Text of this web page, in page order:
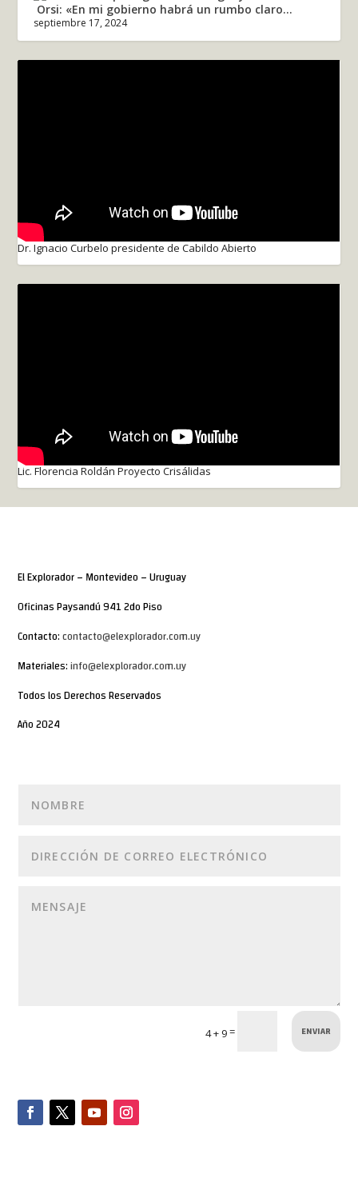
Orsi: «En mi gobierno habrá un rumbo claro...
septiembre 17, 2024
Dr. Ignacio Curbelo presidente de Cabildo Abierto
Lic. Florencia Roldán Proyecto Crisálidas
El Explorador – Montevideo – Uruguay
Oficinas Paysandú 941 2do Piso
Contacto:contacto@elexplorador.com.uy
Materiales:info@elexplorador.com.uy
Todos los Derechos Reservados
Año 2024
4 + 9= ENVIAR